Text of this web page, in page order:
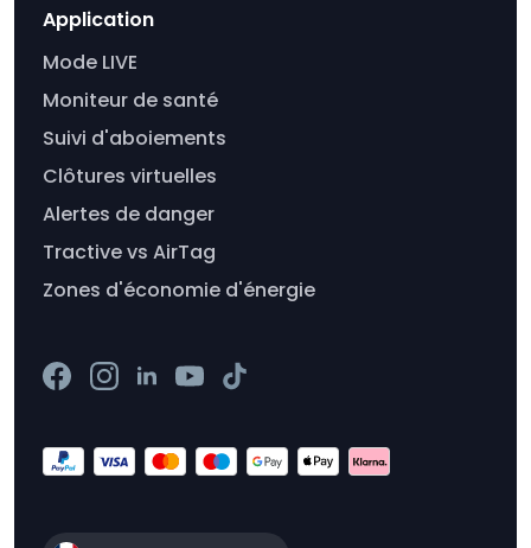
Application
Mode LIVE
Moniteur de santé
Suivi d'aboiements
Clôtures virtuelles
Alertes de danger
Tractive vs AirTag
Zones d'économie d'énergie